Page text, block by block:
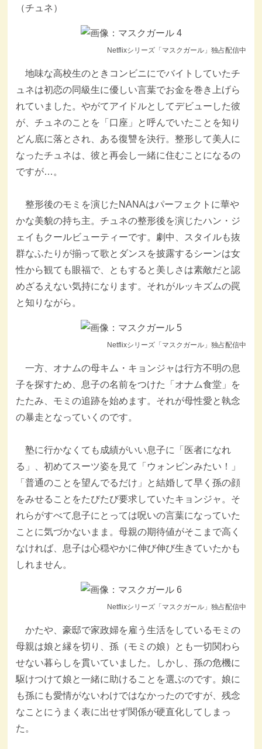
（チュネ）
Netflixシリーズ「マスクガール」独占配信中
地味な高校生のときコンビニにでバイトしていたチ
ュネは初恋の同級生に優しい言葉でお金を巻き上げら
れていました。やがてアイドルとしてデビューした彼
が、チュネのことを「口座」と呼んでいたことを知り
どん底に落とされ、ある復讐を決行。整形して美人に
なったチュネは、彼と再会し一緒に住むことになるの
ですが…。
整形後のモミを演じたNANAはパーフェクトに華や
かな美貌の持ち主。チュネの整形後を演じたハン・ジ
ェイもクールビューティーです。劇中、スタイルも抜
群なふたりが揃って歌とダンスを披露するシーンは女
性から観ても眼福で、ともすると美しさは素敵だと認
めざるえない気持になります。それがルッキズムの罠
と知りながら。
Netflixシリーズ「マスクガール」独占配信中
一方、オナムの母キム・キョンジャは行方不明の息
子を探すため、息子の名前をつけた「オナム食堂」を
たたみ、モミの追跡を始めます。それが母性愛と執念
の暴走となっていくのです。
塾に行かなくても成績がいい息子に「医者になれ
る」、初めてスーツ姿を見て「ウォンビンみたい！」
「普通のことを望んでるだけ」と結婚して早く孫の顔
をみせることをたびたび要求していたキョンジャ。そ
れらがすべて息子にとっては呪いの言葉になっていた
ことに気づかないまま。母親の期待値がそこまで高く
なければ、息子は心穏やかに伸び伸び生きていたかも
しれません。
Netflixシリーズ「マスクガール」独占配信中
かたや、豪邸で家政婦を雇う生活をしているモミの
母親は娘と縁を切り、孫（モミの娘）とも一切関わら
せない暮らしを貫いていました。しかし、孫の危機に
駆けつけて娘と一緒に助けることを選ぶのです。娘に
も孫にも愛情がないわけではなかったのですが、残念
なことにうまく表に出せず関係が硬直化してしまっ
た。